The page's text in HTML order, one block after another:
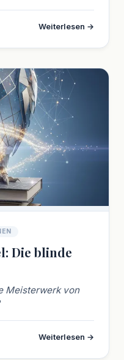
Weiterlesen →
Die blinde
Meisterwerk von
Weiterlesen →